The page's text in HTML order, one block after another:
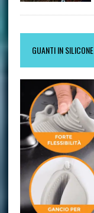
GUANTI IN SILICONE